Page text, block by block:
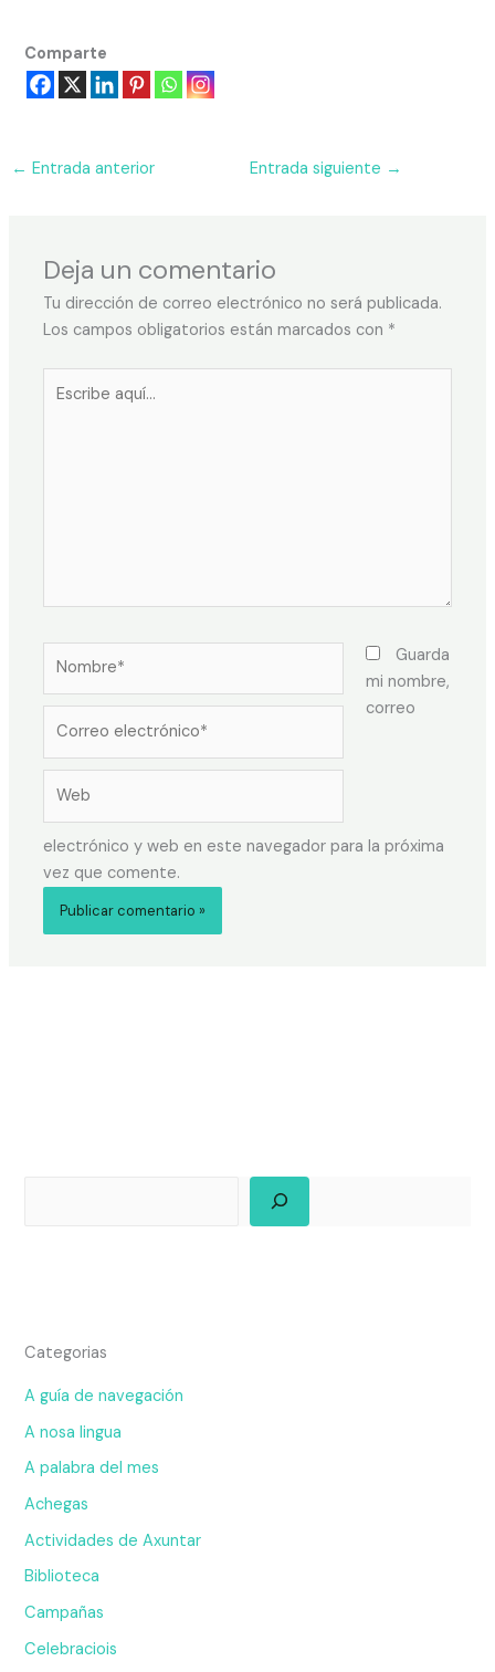
Comparte
← Entrada anterior Entrada siguiente →
Deja un comentario
Tu dirección de correo electrónico no será publicada.
Los campos obligatorios están marcados con *
Guarda
mi nombre,
correo
electrónico y web en este navegador para la próxima
vez que comente.
Categorias
A guía de navegación
A nosa lingua
A palabra del mes
Achegas
Actividades de Axuntar
Biblioteca
Campañas
Celebraciois